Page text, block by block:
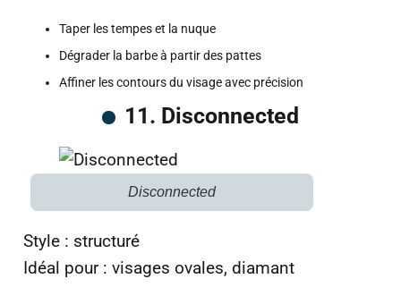
Taper les tempes et la nuque
Dégrader la barbe à partir des pattes
Affiner les contours du visage avec précision
11. Disconnected
Disconnected
Style : structuré
Idéal pour : visages ovales, diamant